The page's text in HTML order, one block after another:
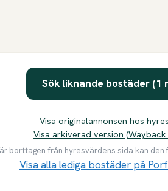
Sök liknande bostäder (1
Visa originalannonsen hos
Visa arkiverad version (Wayback
borttagen från hyresvärdens sida kan den
Visa alla lediga bostäder på